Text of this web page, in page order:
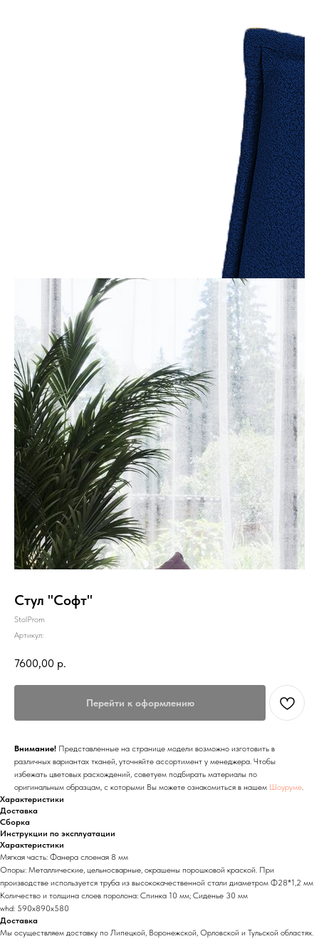
Стул "Софт"
StolProm
Артикул:
7600,00 р.
Перейти к оформлению
Внимание! Представленные на странице модели возможно изготовить в
различных вариантах тканей, уточняйте ассортимент у менеджера. Чтобы
избежать цветовых расхождений, советуем подбирать материалы по
оригинальным образцам, с которыми Вы можете ознакомиться в нашем Шоуруме.
Характеристики
Доставка
Сборка
Инструкции по эксплуатации
Характеристики
Мягкая часть: Фанера слоеная 8 мм
Опоры: Металлические, цельносварные, окрашены порошковой краской. При
производстве используется труба из высококачественной стали диаметром Ф28*1,2 мм
Количество и толщина слоев поролона: Спинка 10 мм; Сиденье 30 мм
whd: 590x890x580
Доставка
Мы осуществляем доставку по Липецкой, Воронежской, Орловской и Тульской областях.